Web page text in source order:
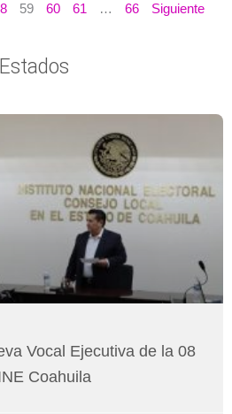
59 60 61 … 66 Siguiente
Estados
Vocal Ejecutiva de la 08
Coahuila